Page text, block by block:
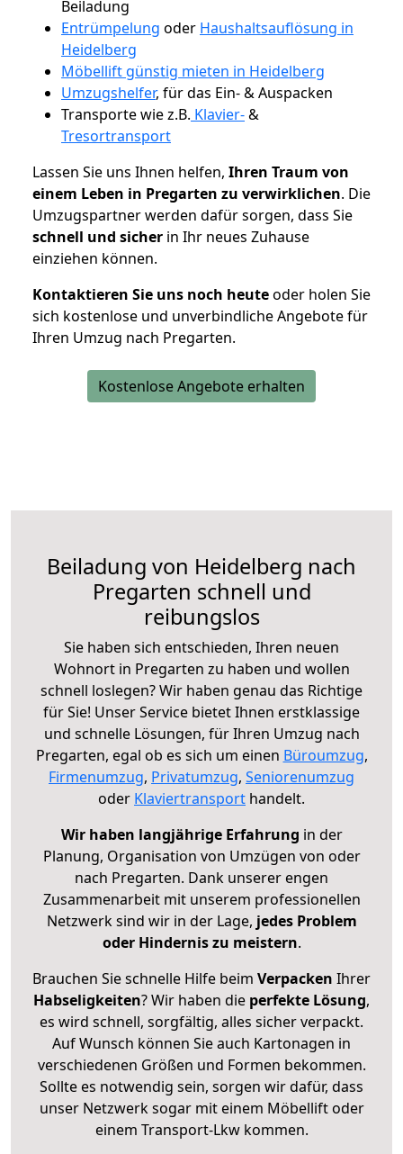
Beiladung
Entrümpelung oder Haushaltsauflösung in
Heidelberg
Möbellift günstig mieten in Heidelberg
Umzugshelfer, für das Ein- & Auspacken
Transporte wie z.B. Klavier-&
Tresortransport
Lassen Sie uns Ihnen helfen, Ihren Traum von
einem Leben in Pregarten zu verwirklichen. Die
Umzugspartner werden dafür sorgen, dass Sie
schnell und sicher in Ihr neues Zuhause
einziehen können.
Kontaktieren Sie uns noch heuteoder holen Sie
sich kostenlose und unverbindliche Angebote für
Ihren Umzug nach Pregarten.
Kostenlose Angebote erhalten
Beiladung von Heidelberg nach
Pregarten schnell und
reibungslos
Sie haben sich entschieden, Ihren neuen
Wohnort in Pregarten zu haben und wollen
schnell loslegen? Wir haben genau das Richtige
für Sie! Unser Service bietet Ihnen erstklassige
und schnelle Lösungen, für Ihren Umzug nach
Pregarten, egal ob es sich um einen Büroumzug,
Firmenumzug, Privatumzug, Seniorenumzug
oder Klaviertransport handelt.
Wir haben langjährige Erfahrung in der
Planung, Organisation von Umzügen von oder
nach Pregarten. Dank unserer engen
Zusammenarbeit mit unserem professionellen
Netzwerk sind wir in der Lage, jedes Problem
oder Hindernis zu meistern.
Brauchen Sie schnelle Hilfe beim Verpacken Ihrer
Habseligkeiten? Wir haben die perfekte Lösung,
es wird schnell, sorgfältig, alles sicher verpackt.
Auf Wunsch können Sie auch Kartonagen in
verschiedenen Größen und Formen bekommen.
Sollte es notwendig sein, sorgen wir dafür, dass
unser Netzwerk sogar mit einem Möbellift oder
einem Transport-Lkw kommen.